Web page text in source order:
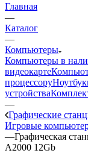
Главная
—
Каталог
—
Компьютеры
Компьютеры в
видеокарте
процессору
устройства
—
Графические
Игровые
—Графическая
A2000 12Gb